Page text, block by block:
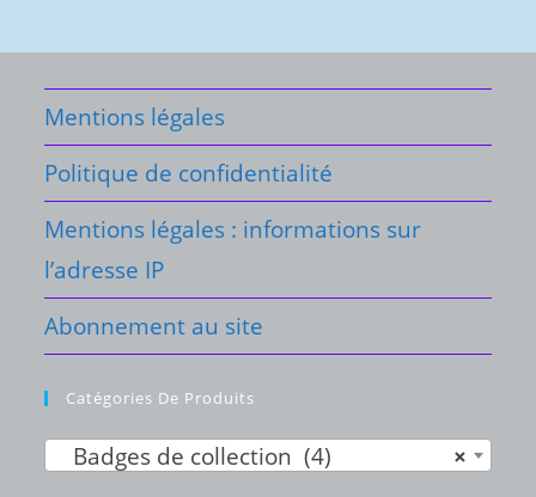
Mentions légales
Politique de confidentialité
Mentions légales : informations sur
l’adresse IP
Abonnement au site
Catégories De Produits
×
Badges de collection (4)